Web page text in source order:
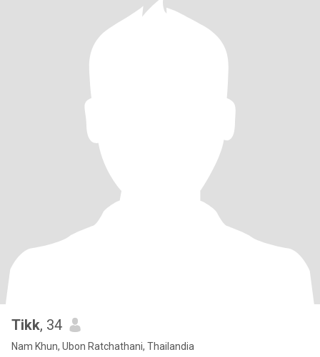
Tikk, 34
Nam Khun, Ubon Ratchathani, Thailandia